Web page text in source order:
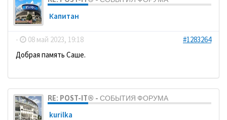
Кaпитaн
- 08 май 2023, 19:18
#1283264
Добрая память Саше.
RE: POST-IT® - СОБЫТИЯ ФОРУМА
kurilka